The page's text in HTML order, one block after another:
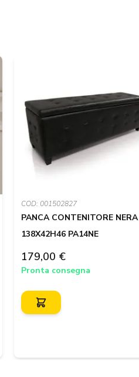
COD: 001502827
PANCA CONTENITORE NERA
138X42H46 PA14NE
179,00 €
Pronta consegna